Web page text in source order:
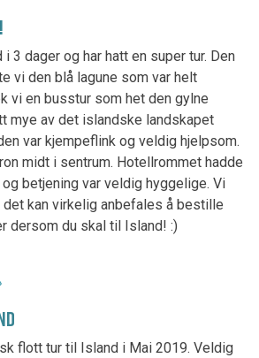
3 dager og har hatt en super tur. Den
vi den blå lagune som var helt
vi en busstur som het den gylne
mye av det islandske landskapet
var kjempeflink og veldig hjelpsom.
midt i sentrum. Hotellrommet hadde
betjening var veldig hyggelige. Vi
kan virkelig anbefales å bestille
dersom du skal til Island! :)
flott tur til Island i Mai 2019. Veldig